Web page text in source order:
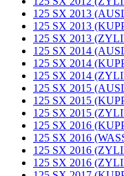
125 SX 2013
125 SX 2013
125 SX 2013
125 SX 2014
125 SX 2014
125 SX 2014
125 SX 2015
125 SX 2015
125 SX 2015
125 SX 2016
125 SX 2016
125 SX 2016
125 SX 2016